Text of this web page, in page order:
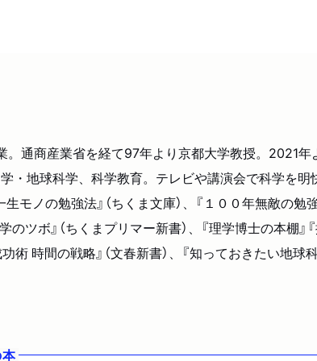
通商産業省を経て97年より京都大学教授。2021年
・地球科学、科学教育。テレビや講演会で科学を明
ノの勉強法』（ちくま文庫）、『１００年無敵の勉
ツボ』（ちくまプリマー新書）、『理学博士の本棚』
時間の戦略』（文春新書）、『知っておきたい地球